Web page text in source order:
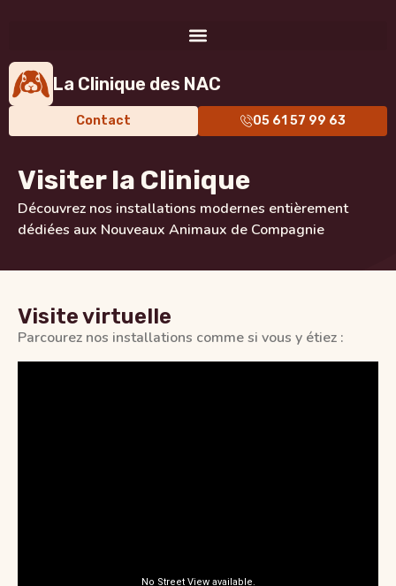
La Clinique des NAC
Contact 05 61 57 99 63
Visiter la Clinique
Découvrez nos installations modernes entièrement
dédiées aux Nouveaux Animaux de Compagnie
Visite virtuelle
Parcourez nos installations comme si vous y étiez :